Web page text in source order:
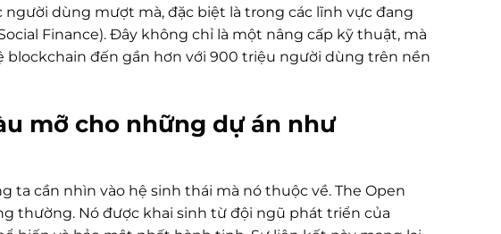
dùng mượt mà, đặc biệt là trong các lĩnh vực đang
Finance). Đây không chỉ là một nâng cấp kỹ thuật, mà
đến gần hơn với 900 triệu người dùng trên nền
mỡ cho những dự án như
cần nhìn vào hệ sinh thái mà nó thuộc về. The Open
thường. Nó được khai sinh từ đội ngũ phát triển của